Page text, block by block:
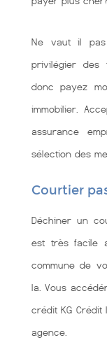
Ne vaut il pas
privilégier des
donc payez
immobilier.
assurance
sélection des
Courtier
Déchiner un
est très facile
commune de
la. Vous
crédit KG
agence.